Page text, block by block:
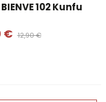
102 Kunfu
€ 12,90 €